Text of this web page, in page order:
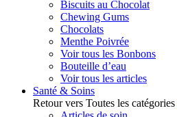
Biscuits au Chocolat
Chewing Gums
Chocolats
Menthe Poivrée
Voir tous les Bonbons
Bouteille d’eau
Voir tous les articles
Santé & Soins
Retour vers Toutes les catégories